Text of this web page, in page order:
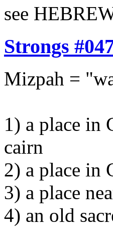
see
Strongs
Mizpah =
1) a place in
cairn
2) a place in
3) a place
4) an old